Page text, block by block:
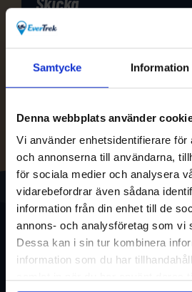
Samtycke Information
Denna webbplats använder
Vi använder enhetsidentifierare för
och annonserna till användarna,
för sociala medier och analysera
vidarebefordrar även sådana
information från din enhet till de
annons- och analysföretag som vi
Dessa kan i sin tur kombinera
information som du har